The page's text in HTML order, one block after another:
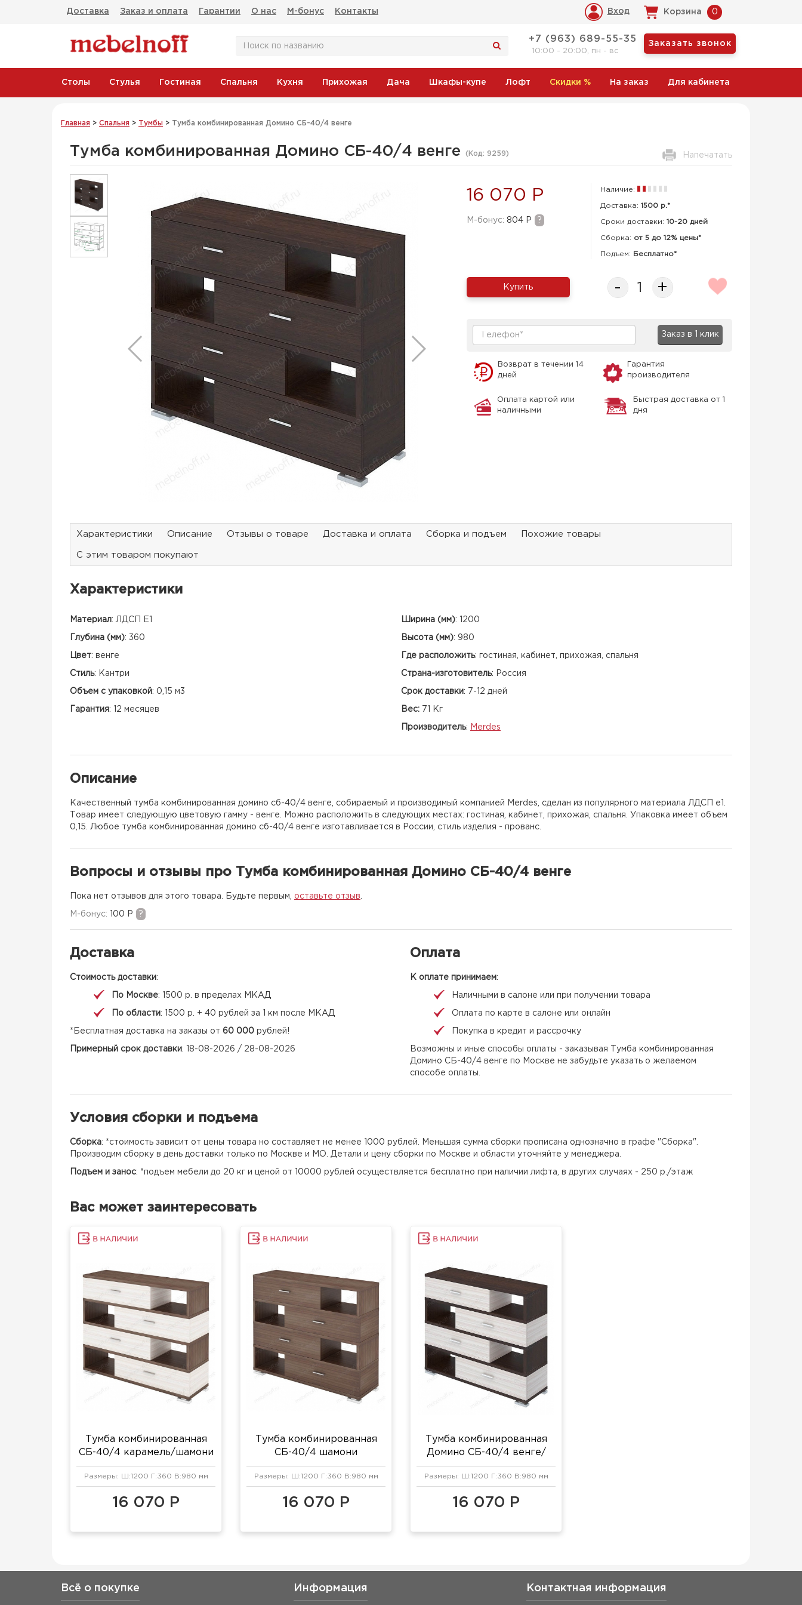
Доставка Заказ и оплата Гарантии О нас М-бонус Контакты Вход Корзина 0
+7 (963) 689-55-35
10:00 - 20:00, пн - вс
Заказать звонок
Столы Стулья Гостиная Спальня Кухня Прихожая Дача Шкафы-купе Лофт Скидки % На заказ Для кабинета
Главная > Спальня > Тумбы > Тумба комбинированная Домино СБ-40/4 венге
Тумба комбинированная Домино СБ-40/4 венге (Код: 9259) Напечатать
16 070 Р
M-бонус: 804 Р ?
Наличие:
Доставка: 1500 р.*
Сроки доставки: 10-20 дней
Сборка: от 5 до 12% цены*
Подъем: Бесплатно*
Купить - +
Заказ в 1 клик
Возврат в течении 14
дней
Гарантия
производителя
Оплата картой или
наличными
Быстрая доставка от 1
дня
Характеристики Описание Отзывы о товаре Доставка и оплата Сборка и подъем Похожие товары
С этим товаром покупают
Характеристики
Материал: ЛДСП Е1 Ширина (мм): 1200
Глубина (мм): 360 Высота (мм): 980
Цвет: венге Где расположить: гостиная, кабинет, прихожая, спальня
Стиль: Кантри Страна-изготовитель: Россия
Объем с упаковкой: 0,15 м3 Срок доставки: 7-12 дней
Гарантия: 12 месяцев Вес: 71 Кг
Производитель: Merdes
Описание
Качественный тумба комбинированная домино сб-40/4 венге, собираемый и производимый компанией Merdes, сделан из популярного материала ЛДСП е1.
Товар имеет следующую цветовую гамму - венге. Можно расположить в следующих местах: гостиная, кабинет, прихожая, спальня. Упаковка имеет объем
0,15. Любое тумба комбинированная домино сб-40/4 венге изготавливается в России, стиль изделия - прованс.
Вопросы и отзывы про Тумба комбинированная Домино СБ-40/4 венге
Пока нет отзывов для этого товара. Будьте первым, оставьте отзыв
M-бонус: 100 Р ?
Доставка
Стоимость доставки:
По Москве: 1500 р. в пределах МКАД
По области: 1500 р. + 40 рублей за 1 км после МКАД
*Бесплатная доставка на заказы от 60 000 рублей!
Примерный срок доставки: 18-08-2026 / 28-08-2026
Оплата
К оплате принимаем:
Наличными в салоне или при получении товара
Оплата по карте в салоне или онлайн
Покупка в кредит и рассрочку
Возможны и иные способы оплаты - заказывая Тумба комбинированная
Домино СБ-40/4 венге по Москве не забудьте указать о желаемом
способе оплаты.
Условия сборки и подъема
Сборка: *стоимость зависит от цены товара но составляет не менее 1000 рублей. Меньшая сумма сборки прописана однозначно в графе "Сборка".
Производим сборку в день доставки только по Москве и МО. Детали и цену сборки по Москве и области уточняйте у менеджера.
Подъем и занос: *подъем мебели до 20 кг и ценой от 10000 рублей осуществляется бесплатно при наличии лифта, в других случаях - 250 р./этаж
Вас может заинтересовать
Тумба комбинированная
СБ-40/4 карамель/шамони
Размеры: Ш:1200 Г:360 В:980 мм
16 070 Р
Тумба комбинированная
СБ-40/4 шамони
Размеры: Ш:1200 Г:360 В:980 мм
16 070 Р
Тумба комбинированная
Домино СБ-40/4 венге/
карамель
Размеры: Ш:1200 Г:360 В:980 мм
16 070 Р
Всё о покупке Информация Контактная информация